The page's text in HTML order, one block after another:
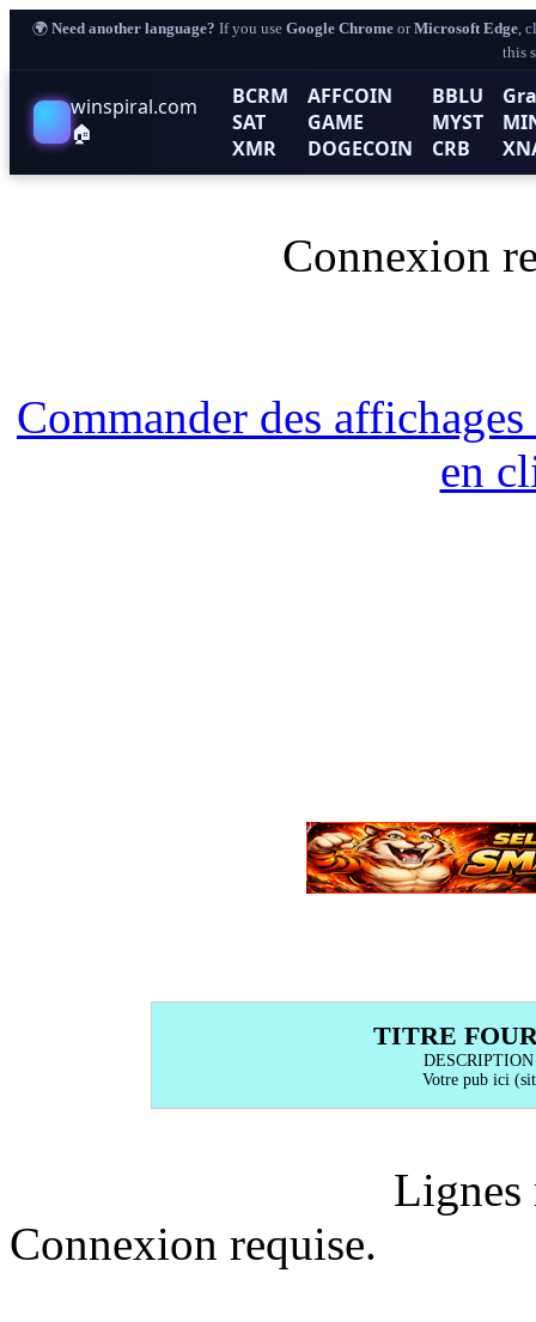
🌍 Need another language? If you use Google Chrome orMicrosoft Edge,
this
winspiral.com
🏠
BCRM
SAT
XMR
AFFCOIN
GAME
DOGECOIN
BBLU
MYST
CRB
Connexion
Commander des
en
TITRE
Votre pub ici
Lignes
Connexion requise.